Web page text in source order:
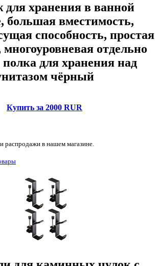
для хранения в ванной
большая вместимость,
способность, простая
многоуровневая отдельно
для хранения над
чёрный
Купить за 2000 RUR
распродажи в нашем магазине.